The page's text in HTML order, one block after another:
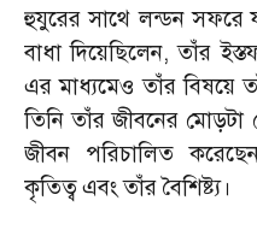
হুযুরের সাথে লন্ডন সফরে
বাধা দিয়েছিলেন,তাঁর
এর মাধ্যমেও তাঁর বিষয়ে
তিনি তাঁর জীবনের মোড়টা
জীবন পরিচালিত
কৃতিত্ব এবং তাঁর বৈশিষ্ট্য।